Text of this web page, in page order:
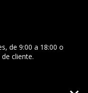
de 9:00 a 18:00 o
cliente.